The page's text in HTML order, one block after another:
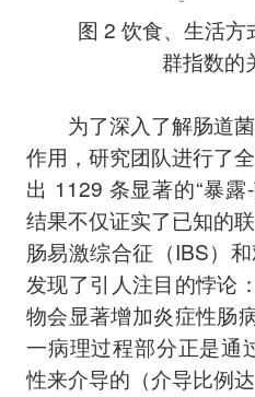
图 2 饮食、生活方
群指数的
为了深入了解肠道菌
作用，研究团队进行了
出 1129 条显著的“暴露
结果不仅证实了已知的
肠易激综合征（IBS）
发现了引人注目的悖论
物会显著增加炎症性肠
一病理过程部分正是通
性来介导的（介导比例